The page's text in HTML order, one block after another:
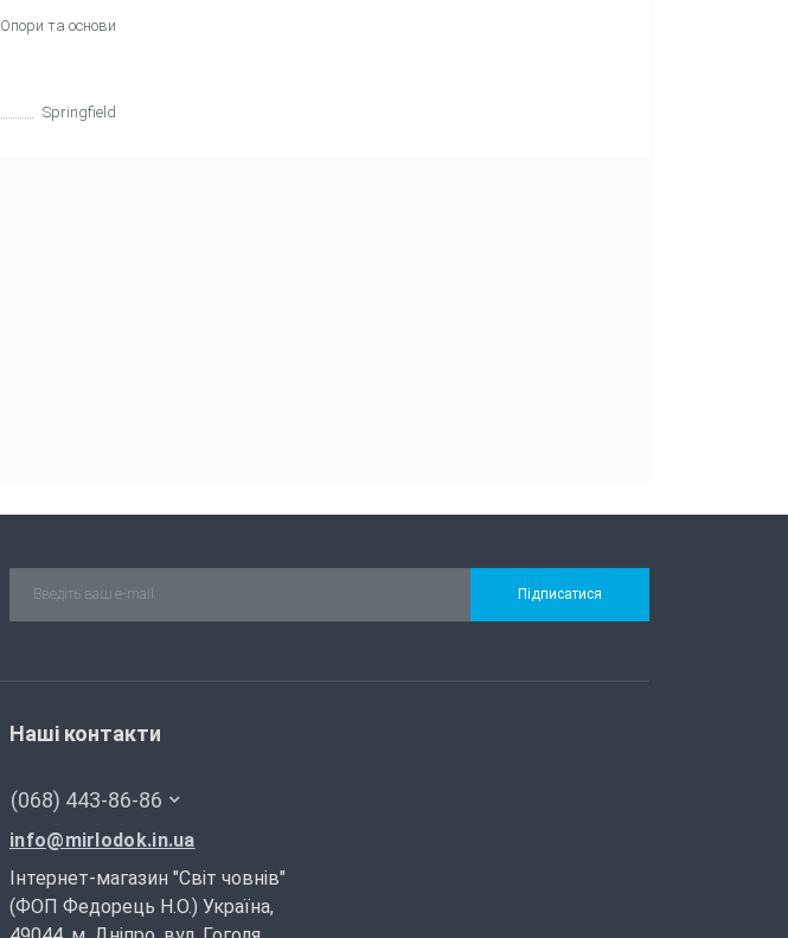
Опори та основи
Springfield
Підписатися
Наші контакти
(068) 443-86-86
info@mirlodok.in.ua
Інтернет-магазин "Світ човнів"
(ФОП Федорець Н.О.) Україна,